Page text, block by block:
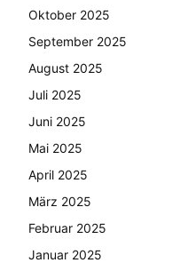
Oktober 2025
September 2025
August 2025
Juli 2025
Juni 2025
Mai 2025
April 2025
März 2025
Februar 2025
Januar 2025